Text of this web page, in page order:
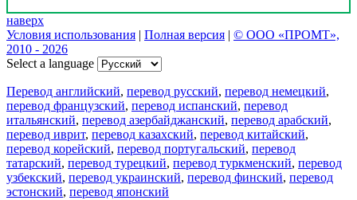
наверх
Условия использования | Полная версия | © ООО «ПРОМТ»,
2010 - 2026
Select a language
Перевод английский, перевод русский, перевод немецкий,
перевод французский, перевод испанский, перевод
итальянский, перевод азербайджанский, перевод арабский,
перевод иврит, перевод казахский, перевод китайский,
перевод корейский, перевод португальский, перевод
татарский, перевод турецкий, перевод туркменский, перевод
узбекский, перевод украинский, перевод финский, перевод
эстонский, перевод японский